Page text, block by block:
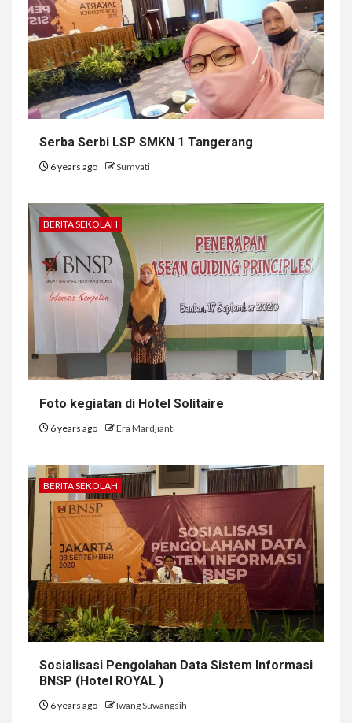
Serba Serbi LSP SMKN 1 Tangerang
6 years ago Sumyati
BERITA SEKOLAH
Foto kegiatan di Hotel Solitaire
6 years ago Era Mardjianti
BERITA SEKOLAH
Sosialisasi Pengolahan Data Sistem Informasi
BNSP (Hotel ROYAL )
6 years ago Iwang Suwangsih